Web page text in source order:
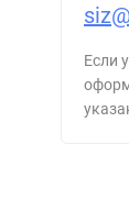
Если